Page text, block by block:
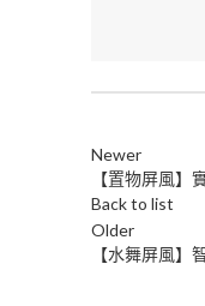
Newer
【置物屏風
Back to list
Older
【水舞屏風】